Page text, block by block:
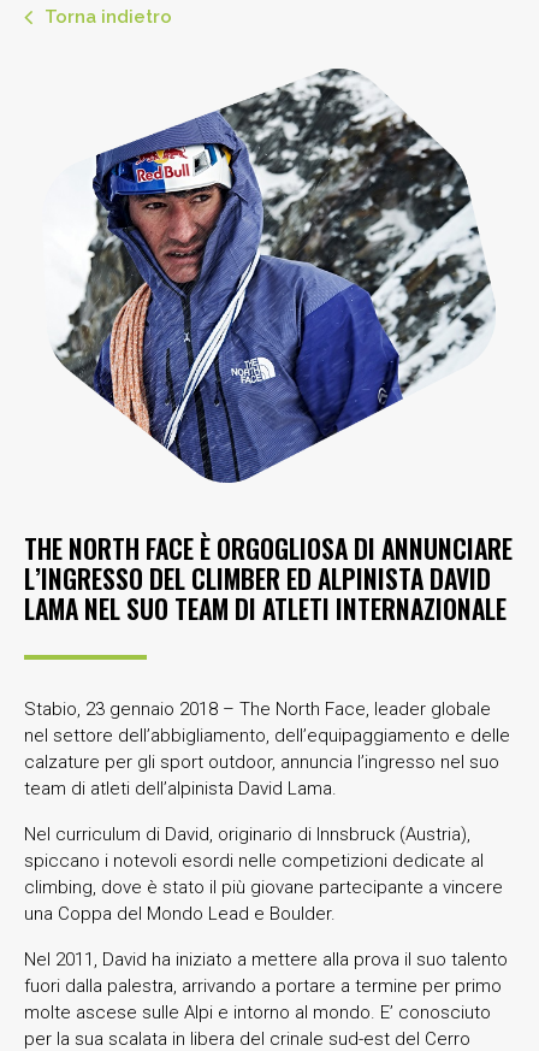
Torna indietro
THE NORTH FACE È ORGOGLIOSA DI ANNUNCIARE
L’INGRESSO DEL CLIMBER ED ALPINISTA DAVID
LAMA NEL SUO TEAM DI ATLETI INTERNAZIONALE
Stabio, 23 gennaio 2018 – The North Face, leader globale
nel settore dell’abbigliamento, dell’equipaggiamento e delle
calzature per gli sport outdoor, annuncia l’ingresso nel suo
team di atleti dell’alpinista David Lama.
Nel curriculum di David, originario di Innsbruck (Austria),
spiccano i notevoli esordi nelle competizioni dedicate al
climbing, dove è stato il più giovane partecipante a vincere
una Coppa del Mondo Lead e Boulder.
Nel 2011, David ha iniziato a mettere alla prova il suo talento
fuori dalla palestra, arrivando a portare a termine per primo
molte ascese sulle Alpi e intorno al mondo. E’ conosciuto
per la sua scalata in libera del crinale sud-est del Cerro